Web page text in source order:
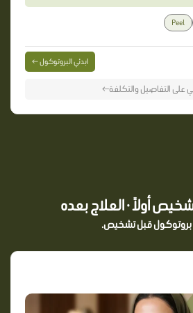
Peel
ابدئي البروتوكول ←
على التفاصيل والتكلفة←
أولاً · العلاج بعده
بروتوكول قبل تشخيص.